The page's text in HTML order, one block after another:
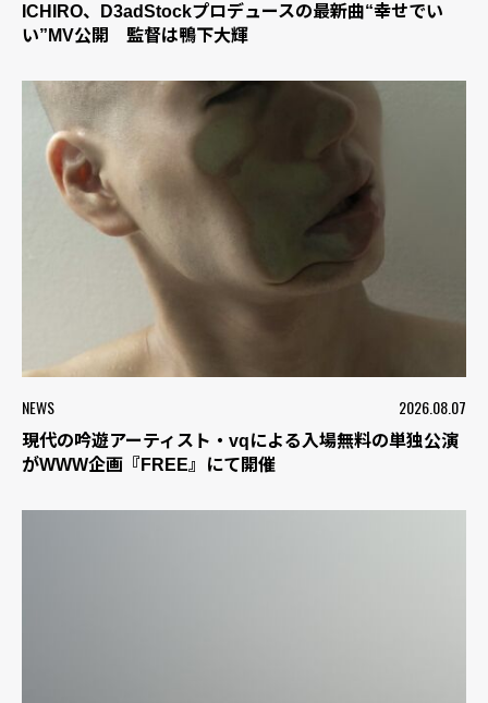
ICHIRO、D3adStockプロデュースの最新曲“幸せでい
い”MV公開 監督は鴨下大輝
NEWS 2026.08.07
現代の吟遊アーティスト・vqによる入場無料の単独公演
がWWW企画『FREE』にて開催